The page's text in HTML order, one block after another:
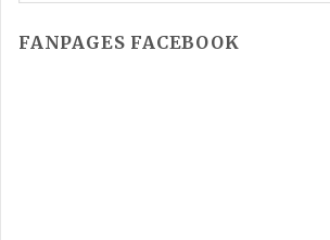
FANPAGES FACEBOOK